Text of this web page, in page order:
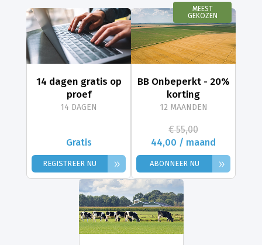
14 dagen gratis op
proef
14 DAGEN
Gratis
REGISTREER NU »
MEEST
GEKOZEN
BB Onbeperkt - 20%
korting
12 MAANDEN
€ 55,00
44,00 / maand
ABONNEER NU »